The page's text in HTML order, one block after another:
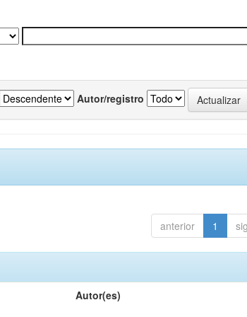
Autor/registro
anterior 1
Autor(es)